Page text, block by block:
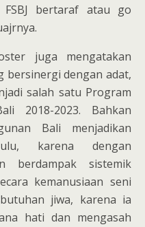
bertaraf atau go
juga mengatakan
bersinergi dengan adat,
salah satu Program
2018-2023. Bahkan
Bali menjadikan
karena dengan
berdampak sistemik
kemanusiaan seni
jiwa, karena ia
hati dan mengasah